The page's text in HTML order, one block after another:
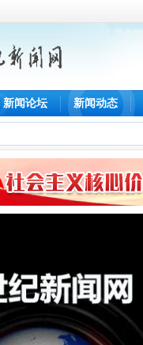
新闻论坛 新闻动态